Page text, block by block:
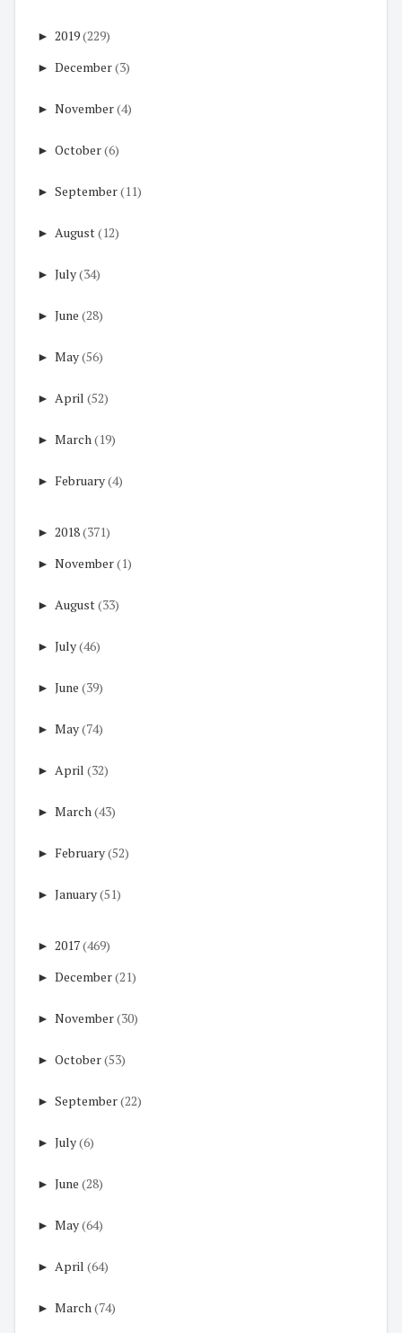
► 2019(229)
► December(3)
► November(4)
► October(6)
► September(11)
► August(12)
► July(34)
► June (28)
► May(56)
► April (52)
► March(19)
► February(4)
► 2018(371)
► November(1)
► August(33)
► July(46)
► June (39)
► May(74)
► April (32)
► March(43)
► February(52)
► January(51)
► 2017(469)
► December(21)
► November(30)
► October(53)
► September(22)
► July(6)
► June (28)
► May(64)
► April (64)
► March(74)